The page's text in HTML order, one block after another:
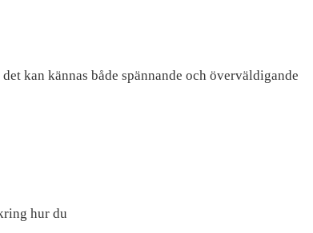
kan kännas både spännande och överväldigande
hur du